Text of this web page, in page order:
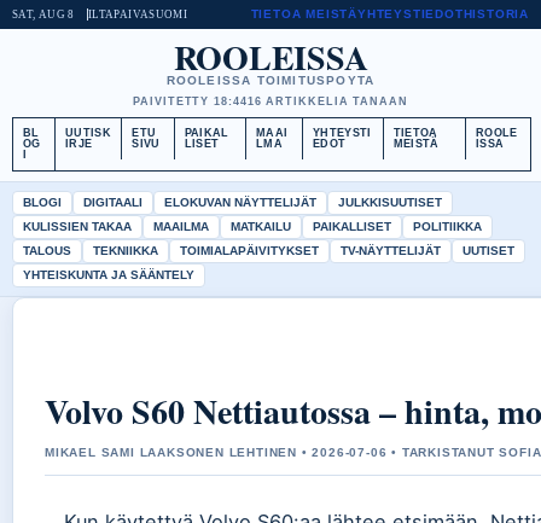
SAT, AUG 8 ILTAPAIVASUOMI TIETOA MEISTÄYHTEYSTIEDOTHISTORIA
ROOLEISSA
ROOLEISSA TOIMITUSPOYTA
PAIVITETTY 18:4416 ARTIKKELIA TANAAN
BL
OG
UUTISK
IRJE
ETU
SIVU
PAIKAL
LISET
MAAI
LMA
YHTEYSTI
EDOT
TIETOA
MEISTÄ
ROOLE
ISSA
BLOGI DIGITAALI ELOKUVAN NÄYTTELIJÄT
JULKKISUUTISET
KULISSIEN TAKAA
MAAILMA MATKAILU PAIKALLISET
POLITIIKKA
TALOUS
TEKNIIKKA TOIMIALAPÄIVITYKSET TV-NÄYTTELIJÄT
UUTISET
YHTEISKUNTA JA SÄÄNTELY
Volvo S60 Nettiautossa – hinta,
MIKAEL SAMI LAAKSONEN LEHTINEN • 2026-07-06 • TARKISTANUT